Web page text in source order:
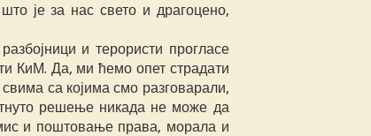
је за нас свето и драгоцено,
и терористи прогласе
КиМ. Да, ми ћемо опет страдати
са којима смо разговарали,
решење никада не може да
и поштовање права, морала и